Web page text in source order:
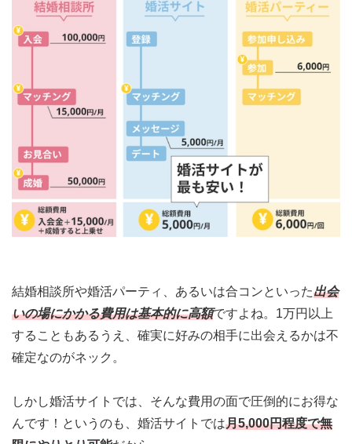
結婚相談所や婚活パーティ、あるいは合コンといった出会
いの場にかかる費用は基本的に高額ですよね。1万円以上
することもあるうえ、確実に好みの相手に出会えるかは不
確定なのがネック。
しかし婚活サイトでは、そんな費用の面で圧倒的にお得な
んです！というのも、婚活サイトでは月5,000円程度で無